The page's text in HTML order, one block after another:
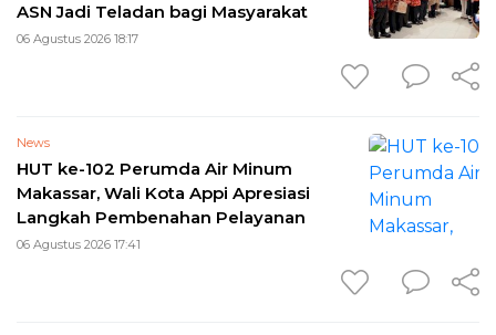
ASN Jadi Teladan bagi Masyarakat
06 Agustus 2026 18:17
News
HUT ke-102 Perumda Air Minum
Makassar, Wali Kota Appi Apresiasi
Langkah Pembenahan Pelayanan
06 Agustus 2026 17:41